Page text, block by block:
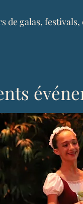
de galas,